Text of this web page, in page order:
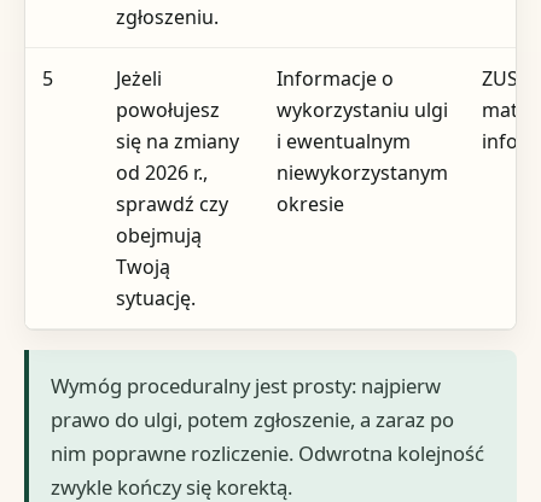
zgłoszeniu.
5
Jeżeli
powołujesz
się na zmiany
od 2026 r.,
sprawdź czy
obejmują
Twoją
sytuację.
Informacje o
wykorzystaniu ulgi
i ewentualnym
niewykorzystanym
okresie
ZUS,
Wymóg proceduralny jest prosty: najpierw
prawo do ulgi, potem zgłoszenie, a zaraz po
nim poprawne rozliczenie. Odwrotna kolejność
zwykle kończy się korektą.